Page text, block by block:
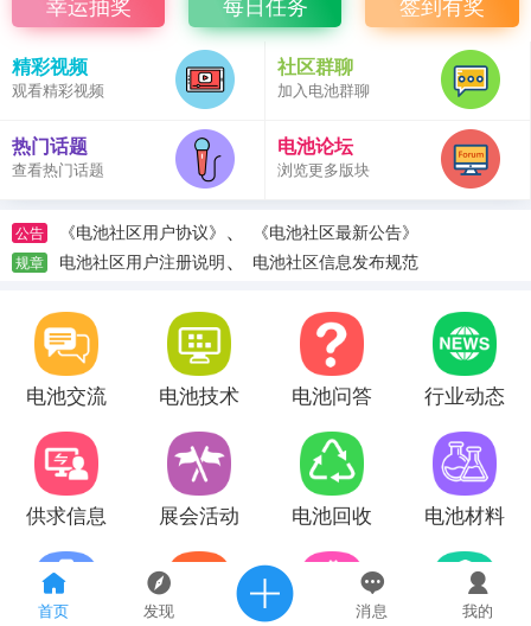
首页 发现 消息 我的
幸运抽奖 每日任务 签到有奖
精彩视频
观看精彩视频
社区群聊
加入电池群聊
热门话题
查看热门话题
电池论坛
浏览更多版块
公告 《电池社区用户协议》 、 《电池社区最新公告》
规章 电池社区用户注册说明、 电池社区信息发布规范
电池交流 电池技术 电池问答 行业动态
供求信息 展会活动 电池回收 电池材料